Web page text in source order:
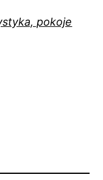
pokoje